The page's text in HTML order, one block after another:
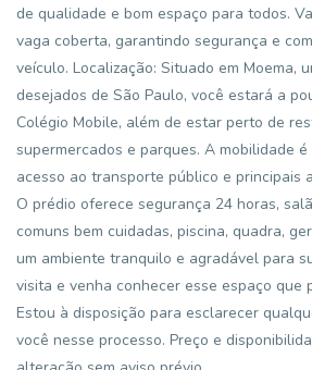
de qualidade e bom espaço para todos.
vaga coberta, garantindo segurança e
veículo. Localização: Situado em Moema,
desejados de São Paulo, você estará a
Colégio Mobile, além de estar perto de
supermercados e parques. A mobilidade
acesso ao transporte público e principais
O prédio oferece segurança 24 horas,
comuns bem cuidadas, piscina, quadra,
um ambiente tranquilo e agradável para
visita e venha conhecer esse espaço que
Estou à disposição para esclarecer
você nesse processo. Preço e